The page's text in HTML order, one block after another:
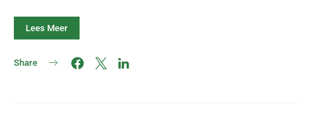
Lees Meer
Share